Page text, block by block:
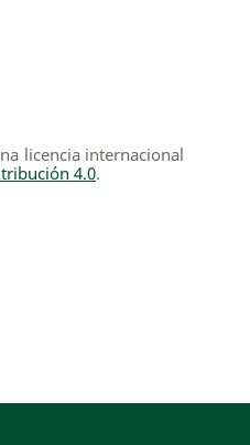
licencia internacional
4.0.